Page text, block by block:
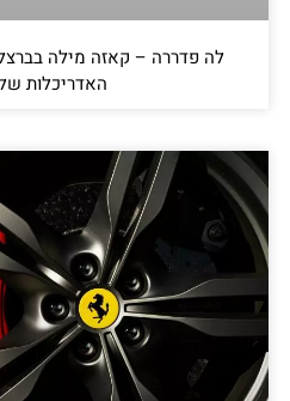
לה פדררה – קאזה מילה
האדריכלות